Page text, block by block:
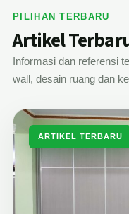
PILIHAN TERBARU
Artikel
Informasi dan referensi
wall, desain ruang dan
ARTIKEL TERBARU